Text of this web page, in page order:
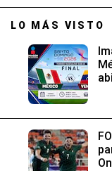
LO MÁS VISTO